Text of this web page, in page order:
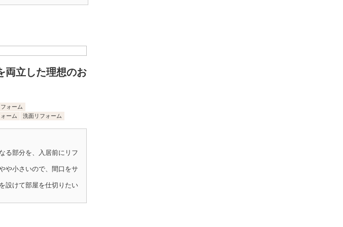
両立した理想のお
ォーム
ーム 洗面リフォーム
る部分を、入居前にリフ
や小さいので、間口をサ
設けて部屋を仕切りたい